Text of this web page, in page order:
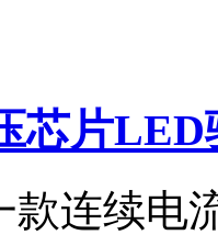
芯片
款连续电